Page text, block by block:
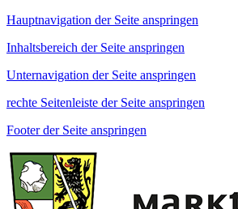
Hauptnavigation der Seite anspringen
Inhaltsbereich der Seite anspringen
Unternavigation der Seite anspringen
rechte Seitenleiste der Seite anspringen
Footer der Seite anspringen